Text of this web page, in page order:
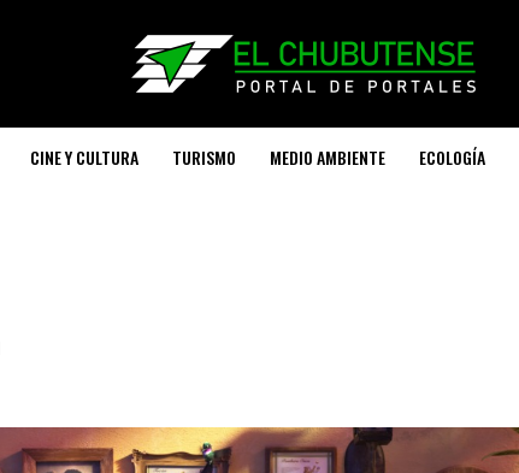
CINE Y CULTURA TURISMO MEDIO AMBIENTE ECOLOGÍA